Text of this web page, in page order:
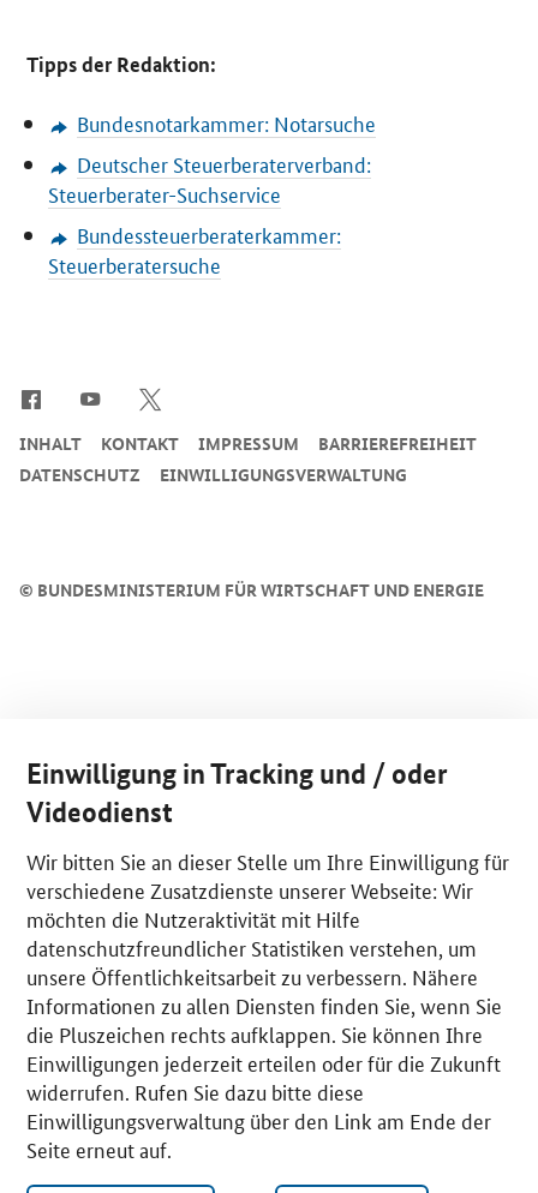
Tipps der Redaktion:
Bundesnotarkammer: Notarsuche
Deutscher Steuerberaterverband:
Steuerberater-Suchservice
Bundessteuerberaterkammer:
Steuerberatersuche
© BUNDESMINISTERIUM FÜR WIRTSCHAFT UND ENERGIE
INHALT KONTAKT IMPRESSUM
BARRIEREFREIHEIT
DATENSCHUTZ
EINWILLIGUNGSVERWALTUNG
Einwilligung in Tracking und / oder
Videodienst
Wir bitten Sie an dieser Stelle um Ihre Einwilligung für
verschiedene Zusatzdienste unserer Webseite: Wir
möchten die Nutzeraktivität mit Hilfe
datenschutzfreundlicher Statistiken verstehen, um
unsere Öffentlichkeitsarbeit zu verbessern. Nähere
Informationen zu allen Diensten finden Sie, wenn Sie
die Pluszeichen rechts aufklappen. Sie können Ihre
Einwilligungen jederzeit erteilen oder für die Zukunft
widerrufen. Rufen Sie dazu bitte diese
Einwilligungsverwaltung über den Link am Ende der
Seite erneut auf.